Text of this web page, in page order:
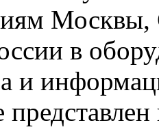
Москвы,
в
и